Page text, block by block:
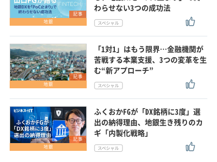
記事
地銀
わらせない3つの成功法
記事
地銀
「1対1」はもう限界…金融機関が
苦戦する本業支援、3つの変革を生
む“新アプローチ”
記事
地銀
ふくおかFGが「DX銘柄に3度」選
出の納得理由、地銀生き残りのカ
ギ「内製化戦略」